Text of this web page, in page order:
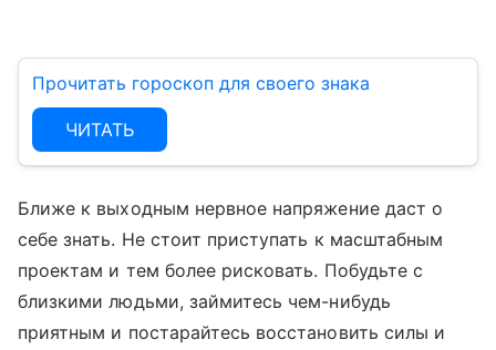
Прочитать гороскоп для своего знака
ЧИТАТЬ
Ближе к выходным нервное напряжение даст о
себе знать. Не стоит приступать к масштабным
проектам и тем более рисковать. Побудьте с
близкими людьми, займитесь чем-нибудь
приятным и постарайтесь восстановить силы и